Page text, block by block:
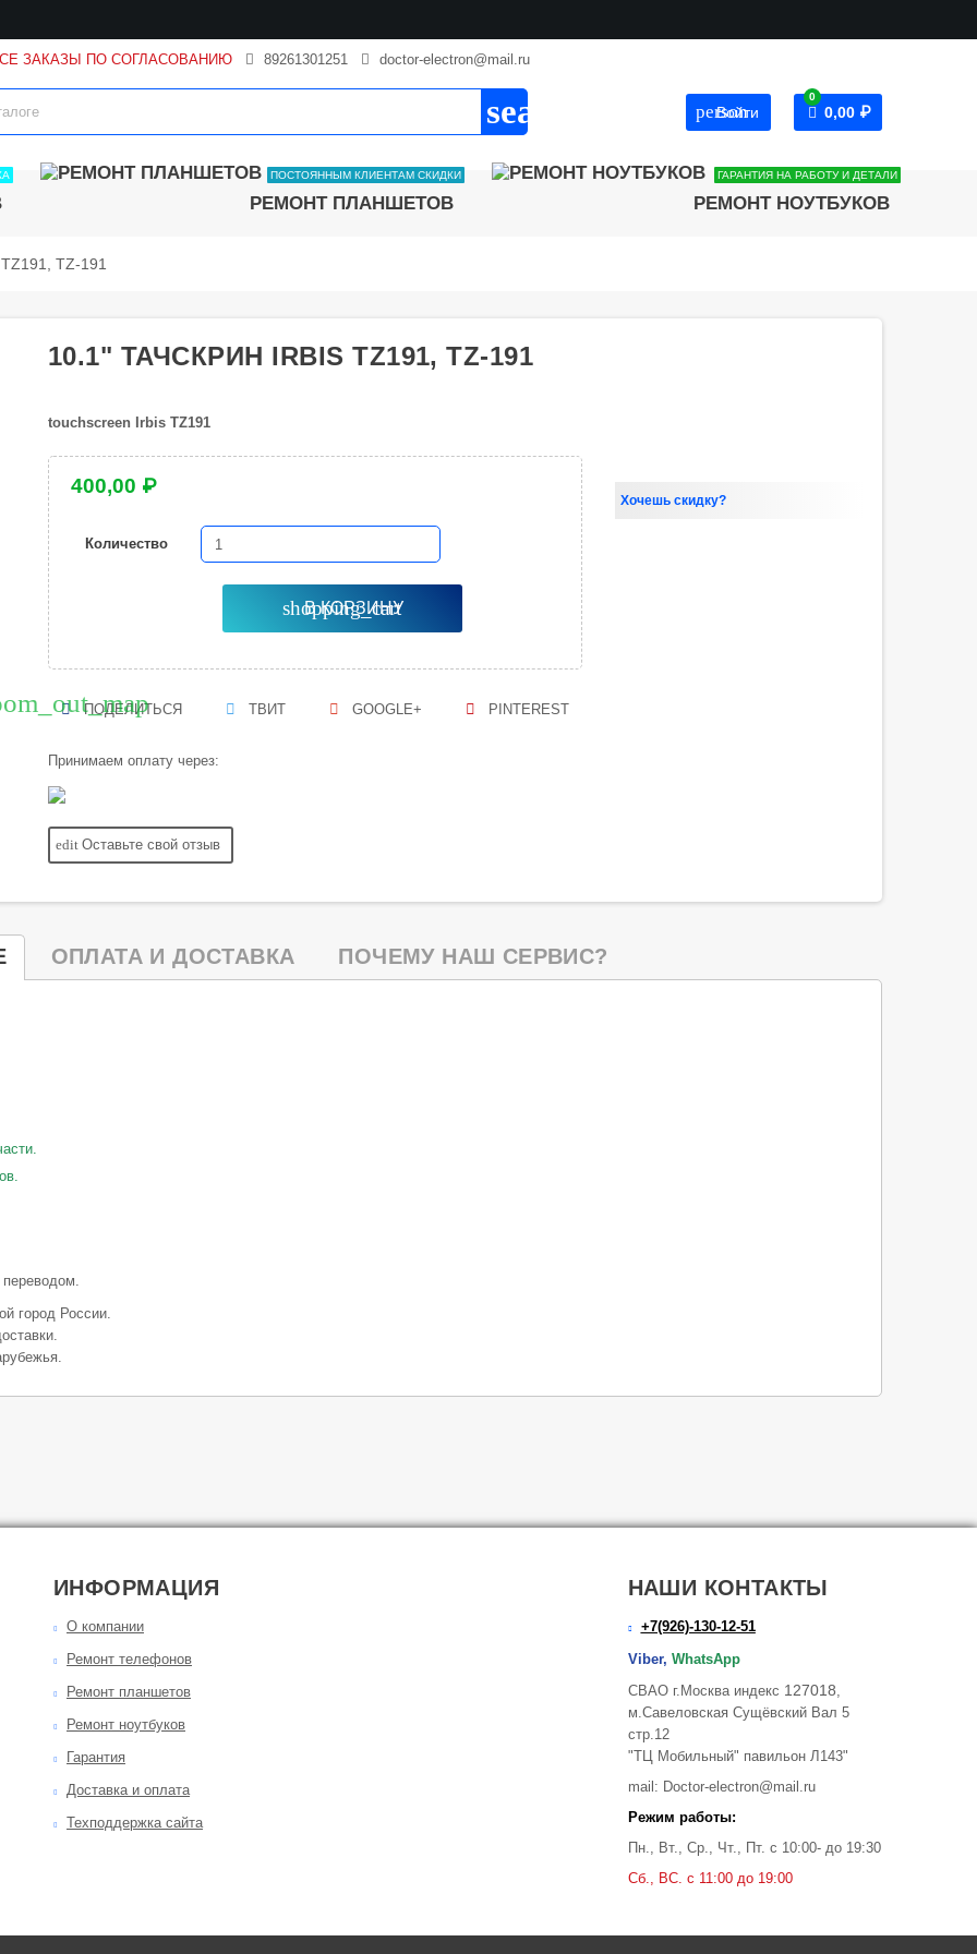
ЗАКАЗЫ ПО СОГЛАСОВАНИЮ 89261301251 doctor-electron@mail.ru
search person
Войти
0
0,00 ₽
РЕМОНТ ПЛАНШЕТОВ
ПОСТОЯННЫМ КЛИЕНТАМ СКИДКИ
РЕМОНТ НОУТБУКОВ
ГАРАНТИЯ НА РАБОТУ И ДЕТАЛИ
TZ-191
10.1" ТАЧСКРИН IRBIS TZ191, TZ-191
touchscreen Irbis TZ191
400,00 ₽
Количество
shopping_cart
В КОРЗИНУ
ПОДЕЛИТЬСЯ ТВИТ GOOGLE+ PINTEREST
Принимаем оплату через:
edit Оставьте свой отзыв
Хочешь скидку?
ОПЛАТА И ДОСТАВКА ПОЧЕМУ НАШ СЕРВИС?
город России.
ИНФОРМАЦИЯ
О компании
Ремонт телефонов
Ремонт планшетов
Ремонт ноутбуков
Гарантия
Доставка и оплата
Техподдержка сайта
НАШИ КОНТАКТЫ
+7(926)-130-12-51
Viber, WhatsApp
СВАО г.Москва индекс 127018,
м.Савеловская Сущёвский Вал 5
стр.12
"ТЦ Мобильный" павильон Л143"
mail: Doctor-electron@mail.ru
Режим работы:
Пн., Вт., Ср., Чт., Пт. с 10:00- до 19:30
Сб., ВС. с 11:00 до 19:00